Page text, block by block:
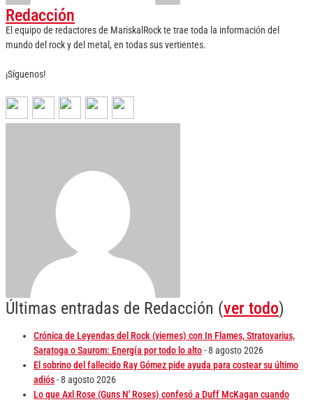
Redacción
El equipo de redactores de MariskalRock te trae toda la información del
mundo del rock y del metal, en todas sus vertientes.
¡Síguenos!
Últimas entradas de Redacción (ver todo)
Crónica de Leyendas del Rock (viernes) con In Flames, Stratovarius,
Saratoga o Saurom: Energía por todo lo alto- 8 agosto 2026
El sobrino del fallecido Ray Gómez pide ayuda para costear su último
adiós- 8 agosto 2026
Lo que Axl Rose (Guns N' Roses) confesó a Duff McKagan cuando